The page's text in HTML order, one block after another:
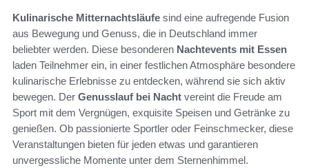
Kulinarische Mitternachtsläufe sind eine aufregende Fusion
aus Bewegung und Genuss, die in Deutschland immer
beliebter werden. Diese besonderen Nachtevents mit Essen
laden Teilnehmer ein, in einer festlichen Atmosphäre besondere
kulinarische Erlebnisse zu entdecken, während sie sich aktiv
bewegen. Der Genusslauf bei Nacht vereint die Freude am
Sport mit dem Vergnügen, exquisite Speisen und Getränke zu
genießen. Ob passionierte Sportler oder Feinschmecker, diese
Veranstaltungen bieten für jeden etwas und garantieren
unvergessliche Momente unter dem Sternenhimmel.